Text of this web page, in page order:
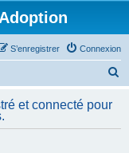
Connexion
S’enregistrer
h
et connecté pour